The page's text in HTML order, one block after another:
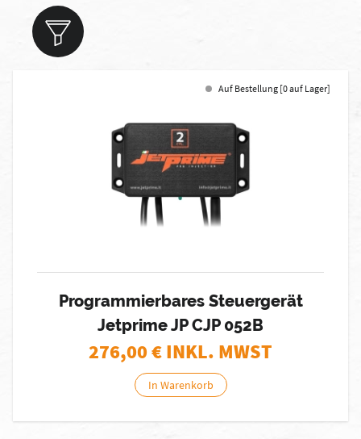
Auf Bestellung [0 auf Lager]
Programmierbares Steuergerät
Jetprime JP CJP 052B
276,00€ INKL. MWST
In Warenkorb